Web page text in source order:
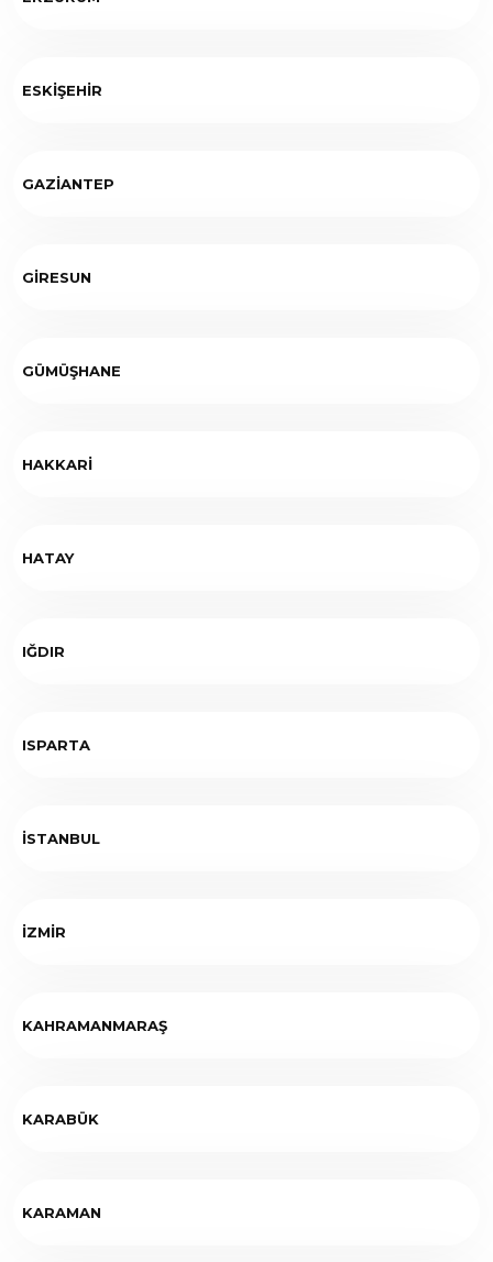
ESKİŞEHİR
GAZİANTEP
GİRESUN
GÜMÜŞHANE
HAKKARİ
HATAY
IĞDIR
ISPARTA
İSTANBUL
İZMİR
KAHRAMANMARAŞ
KARABÜK
KARAMAN